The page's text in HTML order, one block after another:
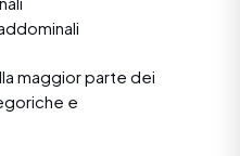
maggior parte dei
e